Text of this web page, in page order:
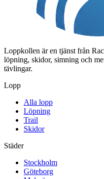
Loppkollen är en tjänst från
löpning, skidor, simning och
tävlingar.
Lopp
Alla lopp
Löpning
Trail
Skidor
Städer
Stockholm
Göteborg